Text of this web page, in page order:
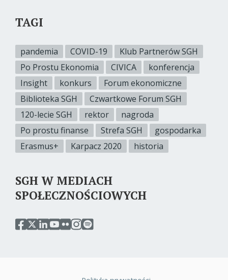
TAGI
pandemia COVID-19
Klub Partnerów SGH
Po Prostu Ekonomia
CIVICA
konferencja
Insight
konkurs
Forum ekonomiczne
Biblioteka SGH
Czwartkowe Forum SGH
120-lecie SGH
rektor
nagroda
Po prostu finanse
Strefa SGH
gospodarka
Erasmus+
Karpacz 2020 historia
SGH W MEDIACH
SPOŁECZNOŚCIOWYCH
przejdź
przejdź
przejdź
przejdź
przejdź
przejdźprzejdź